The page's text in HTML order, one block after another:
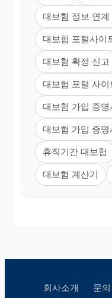
대보험 정보 연계
대보험 포털사이
대보험 확정 신고
대보험 포털 사이
대보험 가입 증명
대보험 가입 증명
휴직기간 대보험
대보험 계산기
회사소개 문의